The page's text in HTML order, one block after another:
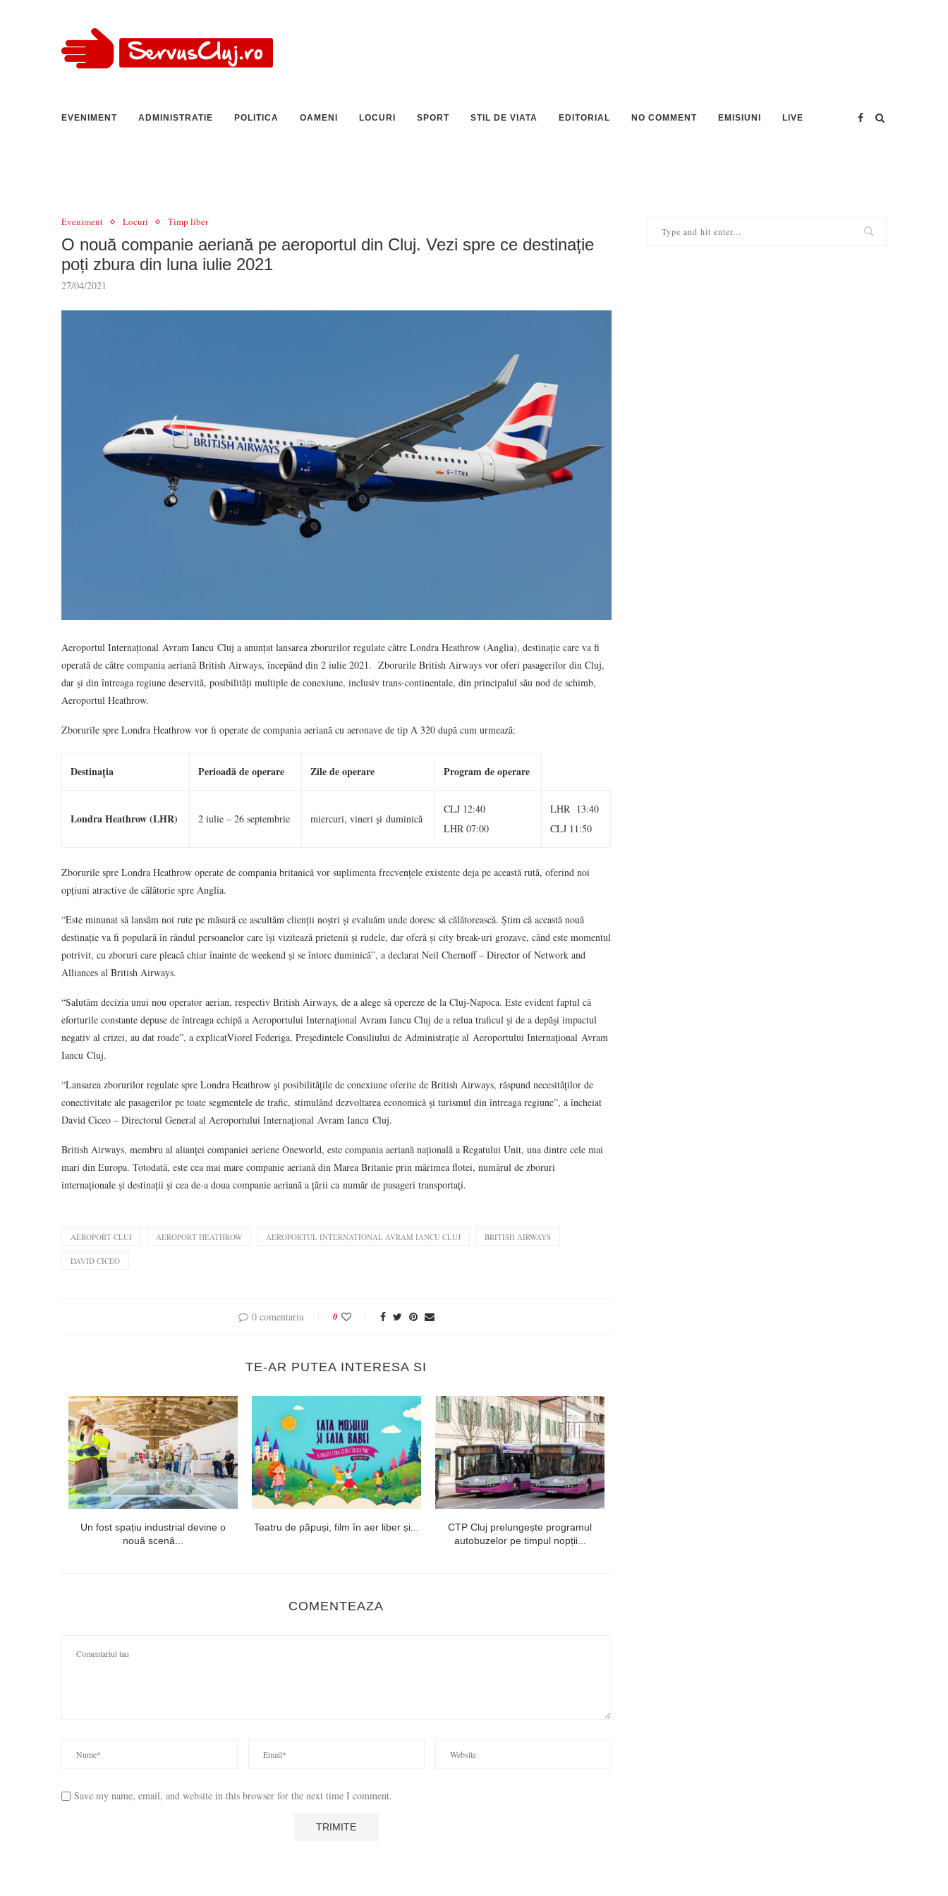
EVENIMENT ADMINISTRATIE POLITICA OAMENI LOCURI SPORT STIL DE VIATA EDITORIAL NO COMMENT EMISIUNI LIVE
Eveniment Locuri Timp liber
O nouă companie aeriană pe aeroportul din Cluj. Vezi spre ce destinație
poți zbura din luna iulie 2021
27/04/2021
Aeroportul Internațional Avram Iancu Cluj a anunțat lansarea zborurilor regulate către Londra Heathrow (Anglia), destinație care va fi
operată de către compania aeriană British Airways, începând din 2 iulie 2021. Zborurile British Airways vor oferi pasagerilor din Cluj,
dar și din întreaga regiune deservită, posibilități multiple de conexiune, inclusiv trans-continentale, din principalul său nod de schimb,
Aeroportul Heathrow.
Zborurile spre Londra Heathrow vor fi operate de compania aeriană cu aeronave de tip A 320 după cum urmează:
Destinația Perioadă de operare Zile de operare Program de operare
Londra Heathrow (LHR) 2 iulie – 26 septembrie miercuri, vineri și duminică
CLJ 12:40
LHR 07:00
LHR 13:40
CLJ 11:50
Zborurile spre Londra Heathrow operate de compania britanică vor suplimenta frecvențele existente deja pe această rută, oferind noi
opțiuni atractive de călătorie spre Anglia.
“Este minunat să lansăm noi rute pe măsură ce ascultăm clienții noștri și evaluăm unde doresc să călătorească. Știm că această nouă
destinație va fi populară în rândul persoanelor care își vizitează prietenii și rudele, dar oferă și city break-uri grozave, când este momentul
potrivit, cu zboruri care pleacă chiar înainte de weekend și se întorc duminică”, a declarat Neil Chernoff – Director of Network and
Alliances al British Airways.
“Salutăm decizia unui nou operator aerian, respectiv British Airways, de a alege să opereze de la Cluj-Napoca. Este evident faptul că
eforturile constante depuse de întreaga echipă a Aeroportului Internațional Avram Iancu Cluj de a relua traficul și de a depăși impactul
negativ al crizei, au dat roade”, a explicatViorel Federiga, Preşedintele Consiliului de Administraţie al Aeroportului Internaţional Avram
Iancu Cluj.
“Lansarea zborurilor regulate spre Londra Heathrow și posibilitățile de conexiune oferite de British Airways, răspund necesităților de
conectivitate ale pasagerilor pe toate segmentele de trafic, stimulând dezvoltarea economică și turismul din întreaga regiune”, a încheiat
David Ciceo – Directorul General al Aeroportului Internaţional Avram Iancu Cluj.
British Airways, membru al alianței companiei aeriene Oneworld, este compania aeriană națională a Regatului Unit, una dintre cele mai
mari din Europa. Totodată, este cea mai mare companie aeriană din Marea Britanie prin mărimea flotei, numărul de zboruri
internaționale și destinații și cea de-a doua companie aeriană a țării ca număr de pasageri transportați.
AEROPORT CLUJ AEROPORT HEATHROW AEROPORTUL INTERNATIONAL AVRAM IANCU CLUJ BRITISH AIRWAYS
DAVID CICEO
0 comentariu 0
TE-AR PUTEA INTERESA SI
Un fost spațiu industrial devine o
nouă scenă...
Teatru de păpuși, film în aer liber și...
CTP Cluj prelungește programul
autobuzelor pe timpul nopții...
COMENTEAZA
Save my name, email, and website in this browser for the next time I comment.